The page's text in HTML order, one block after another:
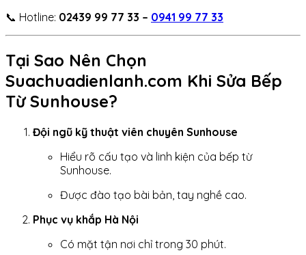
📞 Hotline: 02439 99 77 33 – 0941 99 77 33
Tại Sao Nên Chọn
Suachuadienlanh.com Khi Sửa Bếp
Từ Sunhouse?
Đội ngũ kỹ thuật viên chuyên Sunhouse
Hiểu rõ cấu tạo và linh kiện của bếp từ
Sunhouse.
Được đào tạo bài bản, tay nghề cao.
Phục vụ khắp Hà Nội
Có mặt tận nơi chỉ trong 30 phút.